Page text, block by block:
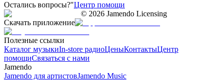
Остались вопросы?"Центр помощи
© 2026 Jamendo Licensing
Скачать приложение
Полезные ссылки
Каталог музыкиIn-store радиоЦеныКонтактыЦентр
помощиСвязаться с нами
Jamendo
Jamendo для артистовJamendo Music